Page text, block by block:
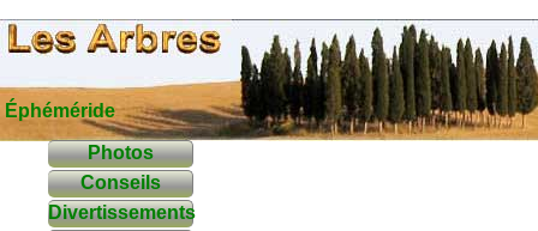
Éphéméride
Photos
Conseils
Divertissements